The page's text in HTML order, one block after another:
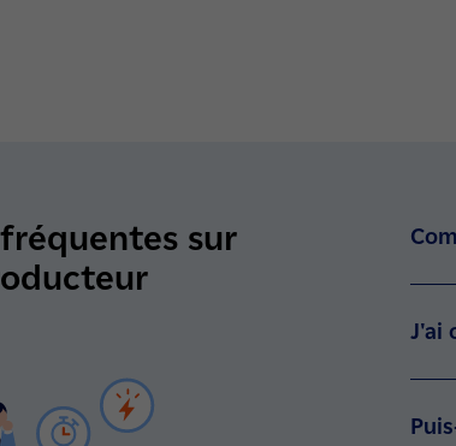
sur
J'ai